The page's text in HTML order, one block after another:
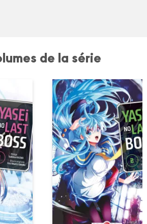
de la série